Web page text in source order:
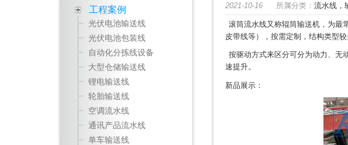
工程案例
光伏电池输送线
光伏电池包装线
自动化分拣线设备
大型仓储输送线
锂电输送线
轮胎输送线
空调流水线
通讯产品流水线
单车输送线
2021-10-16 所属分类：流水线，
滚筒流水线又称辊筒输送机，为最
皮带线等），按需定制，结构类型较
按驱动方式来区分可分为动力、无
速提升。
新品展示：